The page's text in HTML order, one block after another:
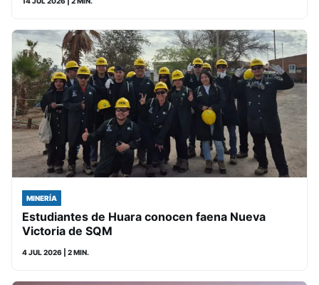
MINERÍA
Estudiantes de Huara conocen faena Nueva
Victoria de SQM
4 JUL 2026 | 2 MIN.